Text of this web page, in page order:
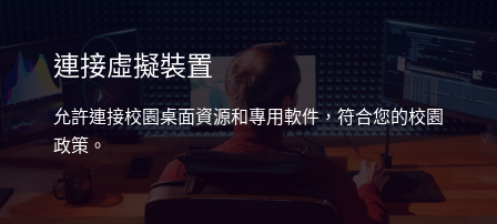
連接虛擬裝置
允許連接校園桌面資源和專用軟件，符合您的校園
政策。